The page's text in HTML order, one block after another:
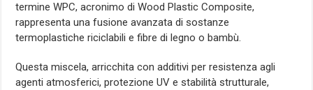
termine WPC, acronimo di Wood Plastic Composite,
rappresenta una fusione avanzata di sostanze
termoplastiche riciclabili e fibre di legno o bambù.
Questa miscela, arricchita con additivi per resistenza agli
agenti atmosferici, protezione UV e stabilità strutturale,